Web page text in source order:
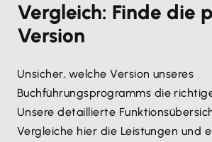
Vergleich: Finde die
Version
Unsicher, welche Version unseres
Buchführungsprogramms die
Unsere detaillierte
Vergleiche hier die Leistungen und